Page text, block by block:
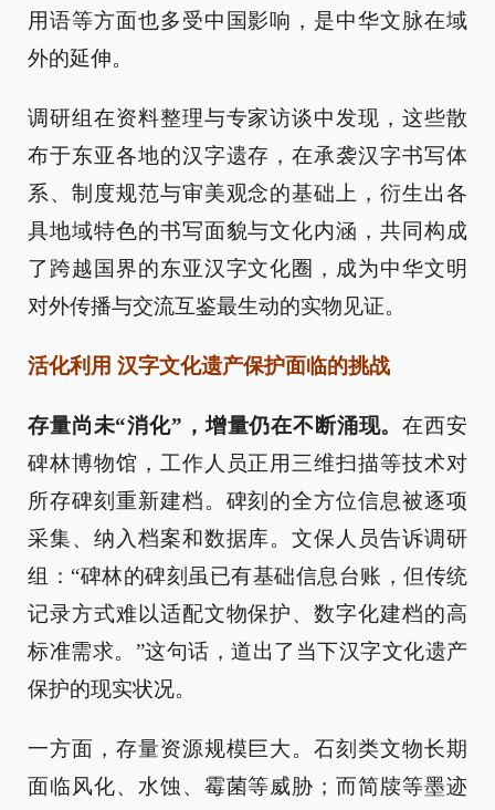
用语等方面也多受中国影响，是中华文脉在域
外的延伸。
调研组在资料整理与专家访谈中发现，这些散
布于东亚各地的汉字遗存，在承袭汉字书写体
系、制度规范与审美观念的基础上，衍生出各
具地域特色的书写面貌与文化内涵，共同构成
了跨越国界的东亚汉字文化圈，成为中华文明
对外传播与交流互鉴最生动的实物见证。
活化利用 汉字文化遗产保护面临的挑战
存量尚未“消化”，增量仍在不断涌现。在西安
碑林博物馆，工作人员正用三维扫描等技术对
所存碑刻重新建档。碑刻的全方位信息被逐项
采集、纳入档案和数据库。文保人员告诉调研
组：“碑林的碑刻虽已有基础信息台账，但传统
记录方式难以适配文物保护、数字化建档的高
标准需求。”这句话，道出了当下汉字文化遗产
保护的现实状况。
一方面，存量资源规模巨大。石刻类文物长期
面临风化、水蚀、霉菌等威胁；而简牍等墨迹